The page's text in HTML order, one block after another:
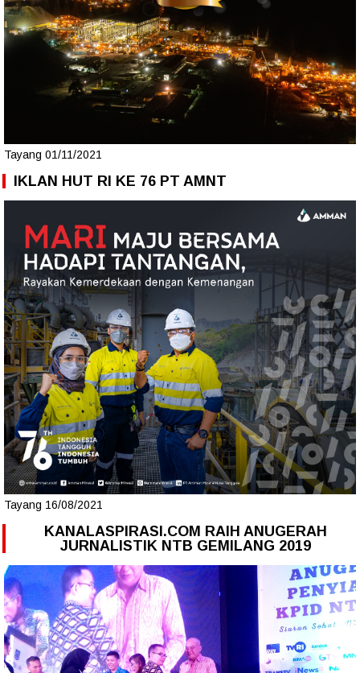
Tayang 01/11/2021
IKLAN HUT RI KE 76 PT AMNT
Tayang 16/08/2021
KANALASPIRASI.COM RAIH ANUGERAH
JURNALISTIK NTB GEMILANG 2019